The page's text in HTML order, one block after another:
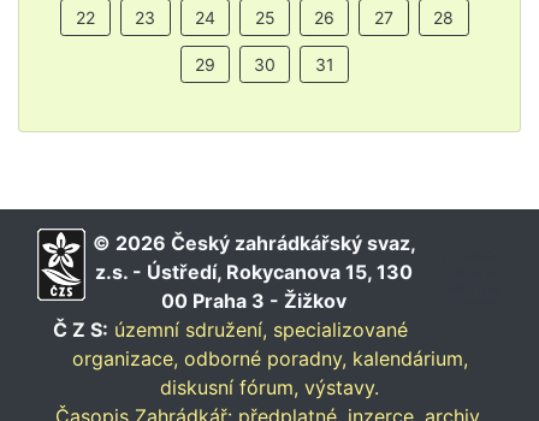
22 23 24 25 26 27 28
29 30 31
© 2026 Český zahrádkářský svaz,
z.s. - Ústředí, Rokycanova 15, 130
00 Praha 3 - Žižkov
Č Z S: územní sdružení, specializované
organizace, odborné poradny, kalendárium,
diskusní fórum, výstavy.
Časopis Zahrádkář: předplatné, inzerce, archiv.